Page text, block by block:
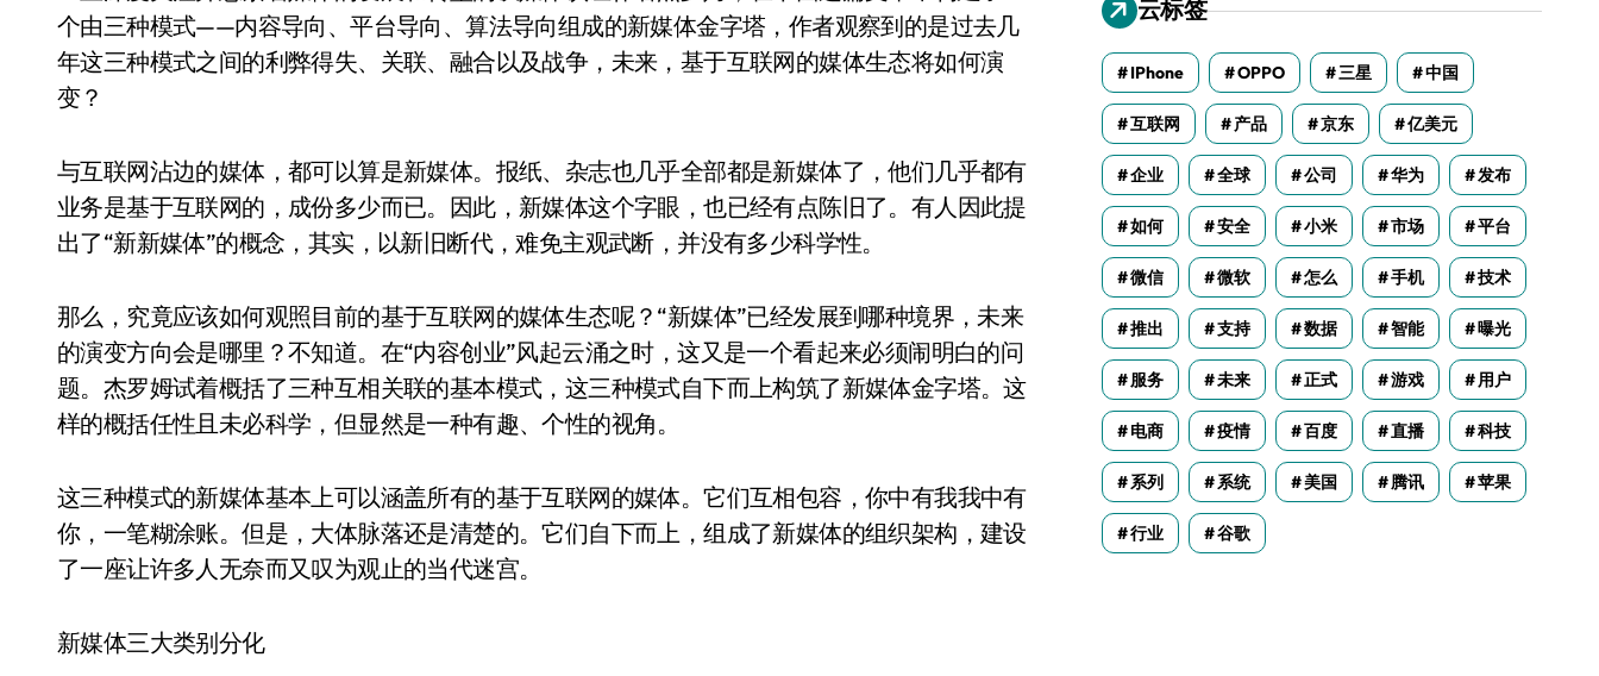
个由三种模式——内容导向、平台导向、算法导向组成的新媒体金字塔，作者观察到的是过去几
年这三种模式之间的利弊得失、关联、融合以及战争，未来，基于互联网的媒体生态将如何演
变？
与互联网沾边的媒体，都可以算是新媒体。报纸、杂志也几乎全部都是新媒体了，他们几乎都有
业务是基于互联网的，成份多少而已。因此，新媒体这个字眼，也已经有点陈旧了。有人因此提
出了“新新媒体”的概念，其实，以新旧断代，难免主观武断，并没有多少科学性。
那么，究竟应该如何观照目前的基于互联网的媒体生态呢？“新媒体”已经发展到哪种境界，未来
的演变方向会是哪里？不知道。在“内容创业”风起云涌之时，这又是一个看起来必须闹明白的问
题。杰罗姆试着概括了三种互相关联的基本模式，这三种模式自下而上构筑了新媒体金字塔。这
样的概括任性且未必科学，但显然是一种有趣、个性的视角。
这三种模式的新媒体基本上可以涵盖所有的基于互联网的媒体。它们互相包容，你中有我我中有
你，一笔糊涂账。但是，大体脉落还是清楚的。它们自下而上，组成了新媒体的组织架构，建设
了一座让许多人无奈而又叹为观止的当代迷宫。
新媒体三大类别分化
云标签
IPhone OPPO 三星 中国
互联网 产品 京东 亿美元
企业 全球 公司 华为 发布
如何 安全 小米 市场 平台
微信 微软 怎么 手机 技术
推出 支持 数据 智能 曝光
服务 未来 正式 游戏 用户
电商 疫情 百度 直播 科技
系列 系统 美国 腾讯 苹果
行业 谷歌